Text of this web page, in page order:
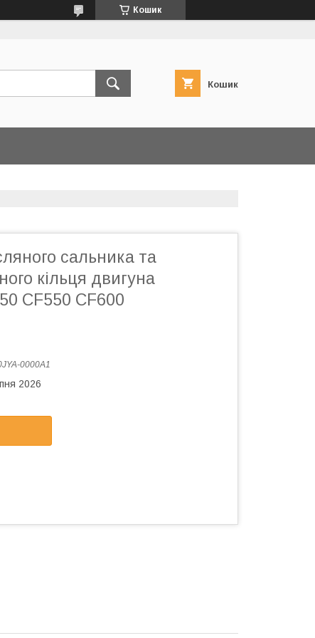
Кошик
Кошик
сальника та
кільця двигуна
CF550 CF600
0000A1
2026